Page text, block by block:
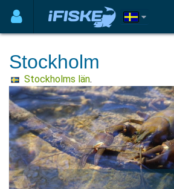
Stockholm
Stockholms län.